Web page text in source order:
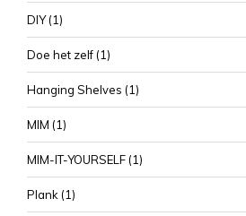
DIY(1)
Doe het zelf (1)
Hanging Shelves (1)
MIM (1)
MIM-IT-YOURSELF (1)
Plank (1)